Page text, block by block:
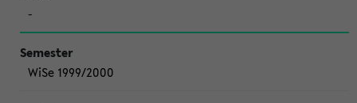
-
WiSe 1999/2000